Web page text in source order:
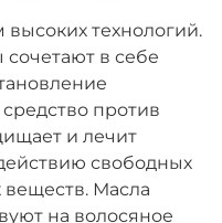
технологий.
в себе
против
и лечит
свободных
Масла
на волосяное